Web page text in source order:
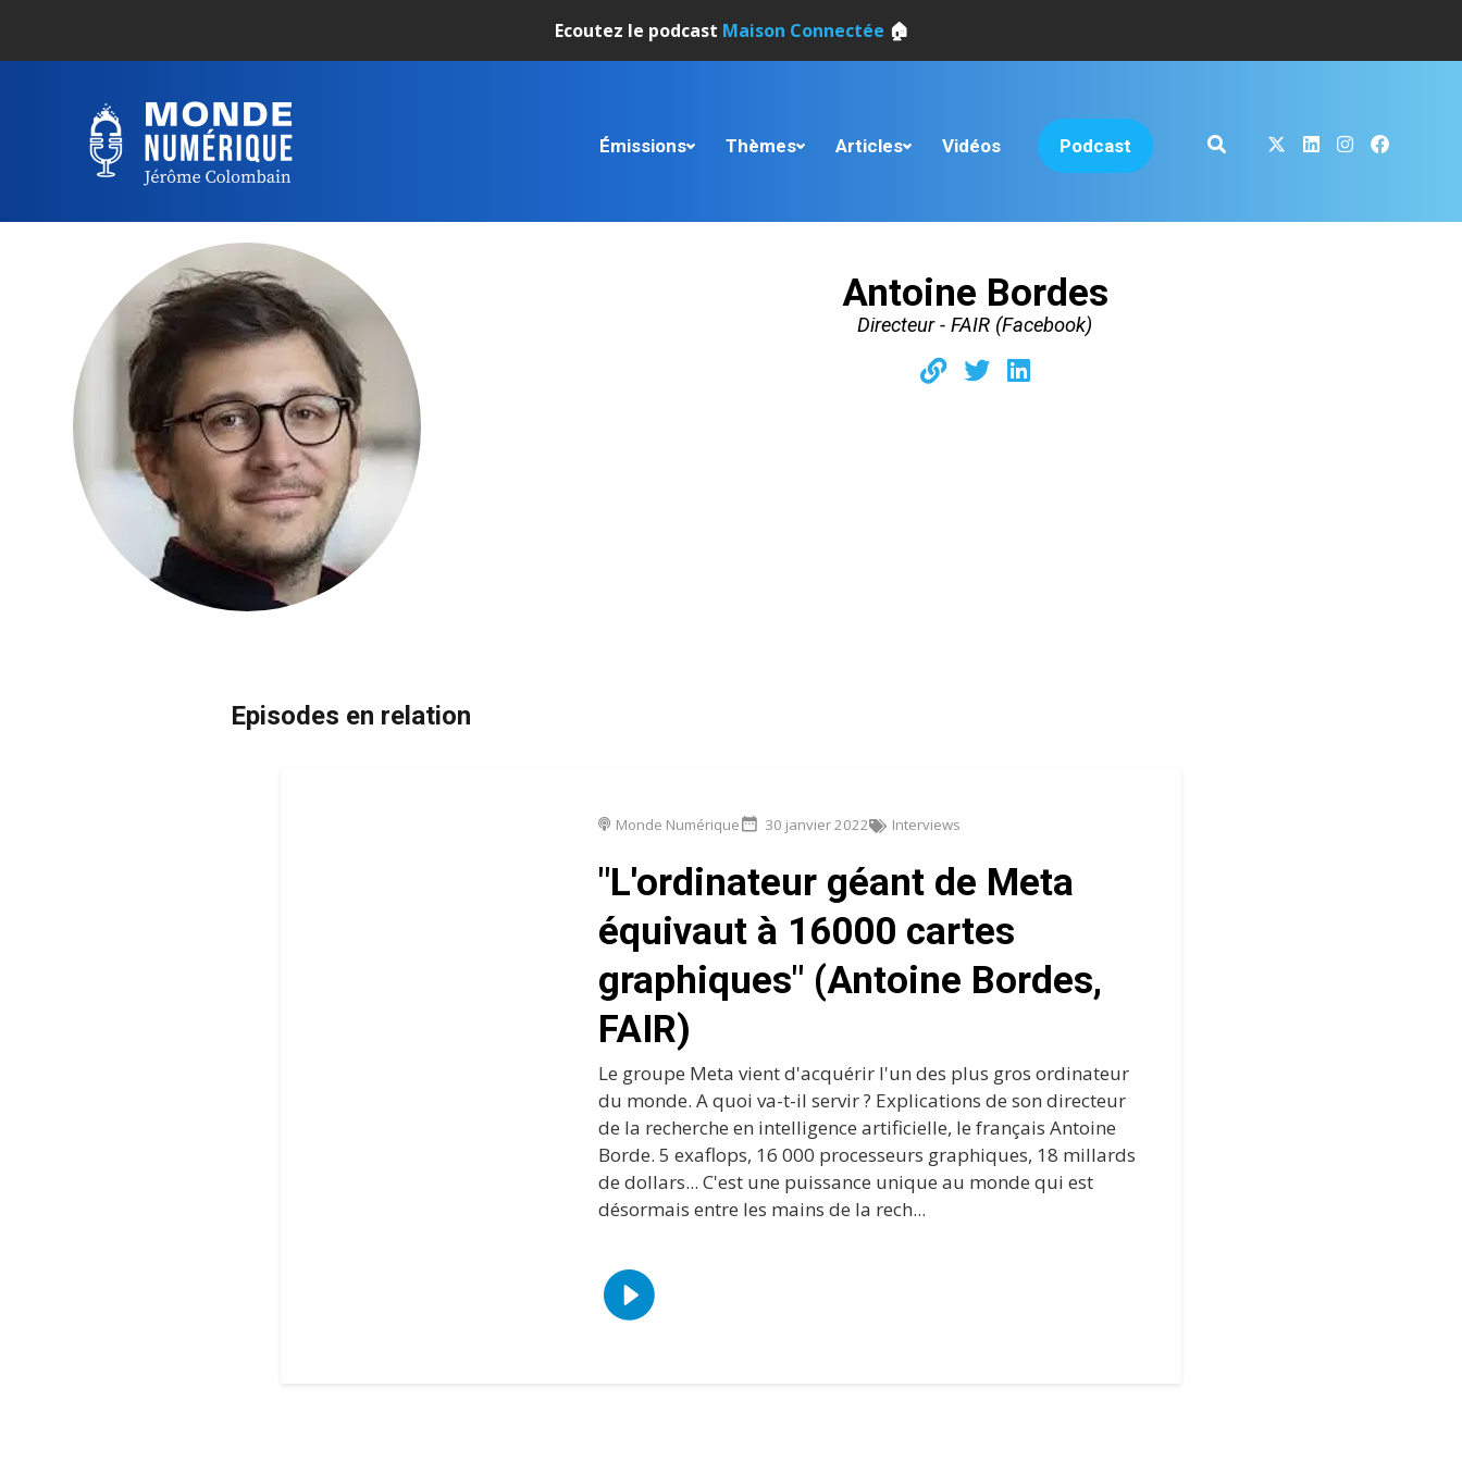
Ecoutez le podcast Maison Connectée 🏠
Émissions Thèmes Articles Vidéos Podcast
Antoine Bordes
Directeur - FAIR (Facebook)
Episodes en relation
Monde Numérique 30 janvier 2022 Interviews
"L'ordinateur géant de Meta
équivaut à 16000 cartes
graphiques" (Antoine Bordes,
FAIR)
Le groupe Meta vient d'acquérir l'un des plus gros ordinateur
du monde. A quoi va-t-il servir ? Explications de son directeur
de la recherche en intelligence artificielle, le français Antoine
Borde. 5 exaflops, 16 000 processeurs graphiques, 18 millards
de dollars... C'est une puissance unique au monde qui est
désormais entre les mains de la rech...